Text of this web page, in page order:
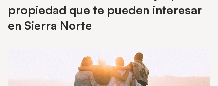
propiedad que te pueden interesar
en Sierra Norte